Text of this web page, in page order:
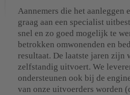
Aannemers die het
graag aan een specialist
snel en zo goed mogelijk te
betrokken omwonenden en
resultaat. De laatste jaren zijn
zelfstandig uitvoert. We
ondersteunen ook bij de
van onze uitvoerders worden